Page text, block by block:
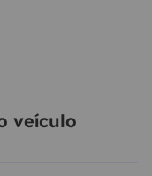
veículo